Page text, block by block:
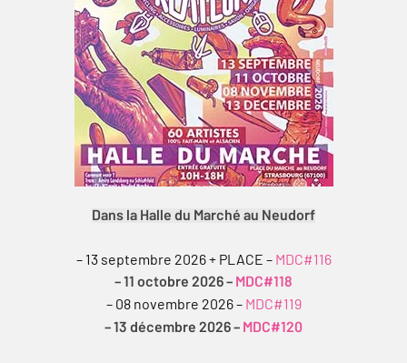
Dans la Halle du Marché au Neudorf
– 13 septembre 2026 + PLACE – MDC#116
– 11 octobre 2026 – MDC#118
– 08 novembre 2026 – MDC#119
– 13 décembre 2026 – MDC#120